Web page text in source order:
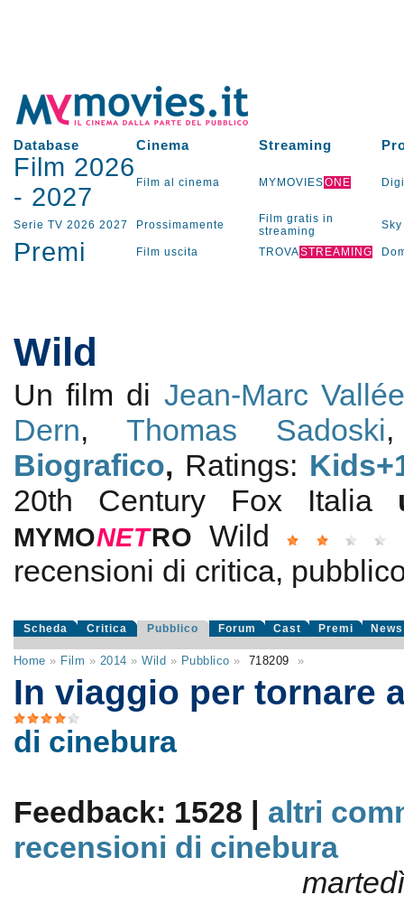
Database Cinema Streaming
Film 2026
- 2027 Film al cinema MYMOVIESONE
Serie TV 2026 2027 Prossimamente
Film gratis in
streaming
Sky
Premi Film uscita TROVASTREAMING
Wild
Un film di Jean-Marc
Dern, Thomas Sadoski
Biografico, Ratings:
20th Century Fox Italia
MYMONETRO
Wild
recensioni di critica,
Scheda Critica Pubblico Forum Cast Premi News
Home » Film » 2014 »Wild » Pubblico » 718209 »
In viaggio per tornare
di cinebura
Feedback: 1528 | altri
recensioni di cinebura